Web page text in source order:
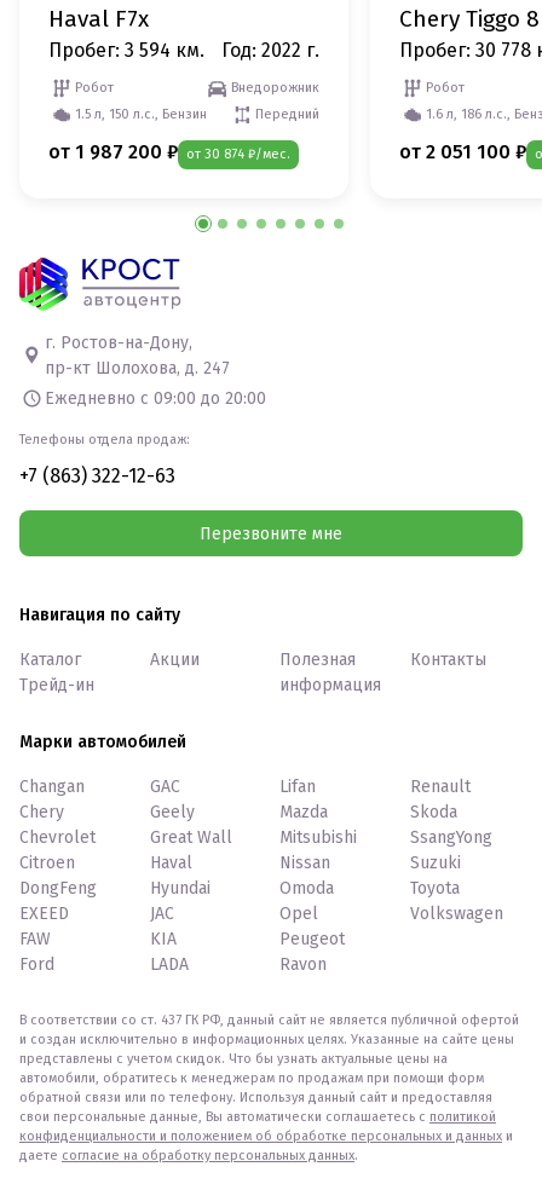
Haval F7x
Пробег: 3 594 км. Год: 2022 г.
Робот
Внедорожник
1.5 л, 150 л.с., Бензин
Передний
от 1 987 200 ₽ от 30 874 ₽/мес.
Chery Tiggo
Пробег: 30 778
Робот
1.6 л, 186 л.с.,
от 2 051 100 ₽
г. Ростов-на-Дону,
пр-кт Шолохова, д. 247
Ежедневно с 09:00 до 20:00
Телефоны отдела продаж:
+7 (863) 322-12-63
Перезвоните мне
Навигация по сайту
Каталог
Трейд-ин
Акции
Полезная
информация
Контакты
Марки автомобилей
Changan
Chery
Chevrolet
Citroen
DongFeng
EXEED
FAW
Ford
GAC
Geely
Great Wall
Haval
Hyundai
JAC
KIA
LADA
Lifan
Mazda
Mitsubishi
Nissan
Omoda
Opel
Peugeot
Ravon
Renault
Skoda
SsangYong
Suzuki
Toyota
Volkswagen
В соответствии со ст. 437 ГК РФ, данный сайт не является публичной офертой
и создан исключительно в информационных целях. Указанные на сайте цены
представлены с учетом скидок. Что бы узнать актуальные цены на
автомобили, обратитесь к менеджерам по продажам при помощи форм
обратной связи или по телефону. Используя данный сайт и предоставляя
свои персональные данные, Вы автоматически соглашаетесь с политикой
конфиденциальности и положением об обработке персональных и данных и
даете согласие на обработку персональных данных.